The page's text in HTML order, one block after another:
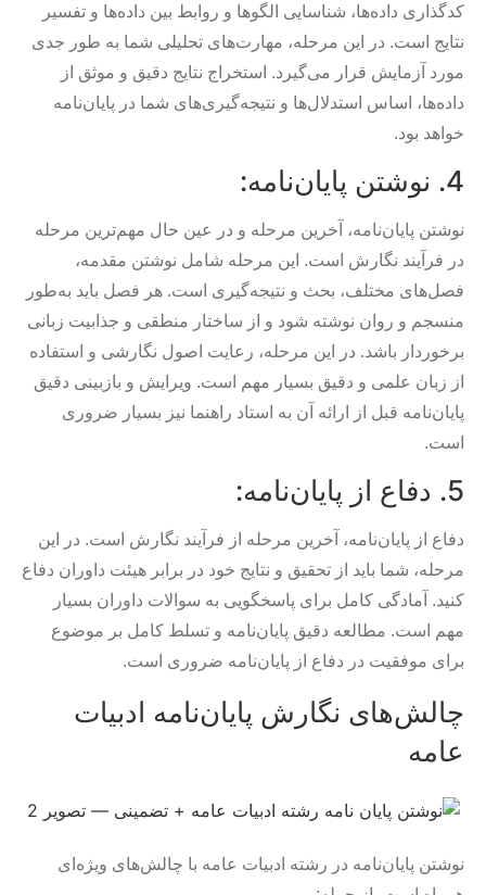
کدگذاری داده‌ها، شناسایی الگوها و روابط بین داده‌ها و تفسیر
نتایج است. در این مرحله، مهارت‌های تحلیلی شما به طور جدی
مورد آزمایش قرار می‌گیرد. استخراج نتایج دقیق و موثق از
داده‌ها، اساس استدلال‌ها و نتیجه‌گیری‌های شما در پایان‌نامه
خواهد بود.
4. نوشتن پایان‌نامه:
نوشتن پایان‌نامه، آخرین مرحله و در عین حال مهم‌ترین مرحله
در فرآیند نگارش است. این مرحله شامل نوشتن مقدمه،
فصل‌های مختلف، بحث و نتیجه‌گیری است. هر فصل باید به‌طور
منسجم و روان نوشته شود و از ساختار منطقی و جذابیت زبانی
برخوردار باشد. در این مرحله، رعایت اصول نگارشی و استفاده
از زبان علمی و دقیق بسیار مهم است. ویرایش و بازبینی دقیق
پایان‌نامه قبل از ارائه آن به استاد راهنما نیز بسیار ضروری
است.
5. دفاع از پایان‌نامه:
دفاع از پایان‌نامه، آخرین مرحله از فرآیند نگارش است. در این
مرحله، شما باید از تحقیق و نتایج خود در برابر هیئت داوران دفاع
کنید. آمادگی کامل برای پاسخگویی به سوالات داوران بسیار
مهم است. مطالعه دقیق پایان‌نامه و تسلط کامل بر موضوع
برای موفقیت در دفاع از پایان‌نامه ضروری است.
چالش‌های نگارش پایان‌نامه ادبیات
عامه
نوشتن پایان‌نامه در رشته ادبیات عامه با چالش‌های ویژه‌ای